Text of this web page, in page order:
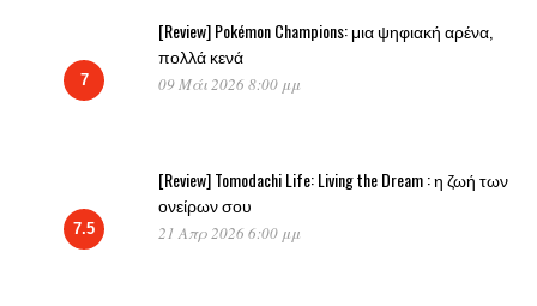
7
[Review] Pokémon Champions: μια ψηφιακή αρένα,
πολλά κενά
09 Μάι 2026 8:00 μμ
7.5
[Review] Tomodachi Life: Living the Dream : η ζωή των
ονείρων σου
21 Απρ 2026 6:00 μμ